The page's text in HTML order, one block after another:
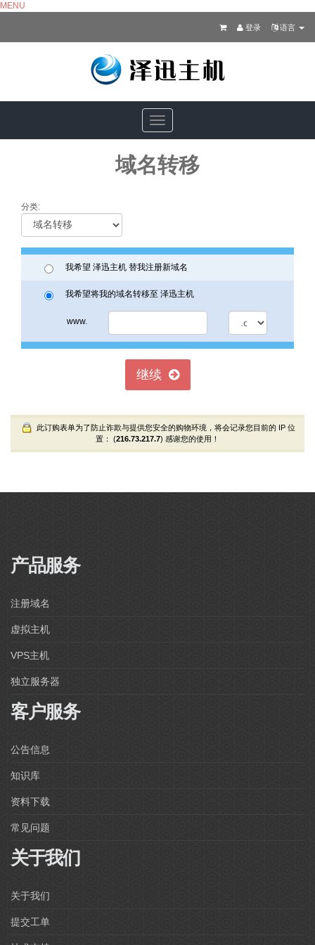
MENU
语言
登录
Toggle
navigation
域名转移
分类:
我希望 泽迅主机 替我注册新域名
我希望将我的域名转移至 泽迅主机
www.
继续
此订购表单为了防止诈欺与提供您安全的购物环境，将会记录您目前的 IP 位
置： (216.73.217.7) 感谢您的使用！
产品服务
注册域名
虚拟主机
VPS主机
独立服务器
客户服务
公告信息
知识库
资料下载
常见问题
关于我们
关于我们
提交工单